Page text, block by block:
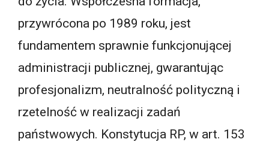
przywrócona po 1989 roku, jest
fundamentem sprawnie funkcjonującej
administracji publicznej, gwarantując
profesjonalizm, neutralność polityczną i
rzetelność w realizacji zadań
państwowych. Konstytucja RP, w art. 153